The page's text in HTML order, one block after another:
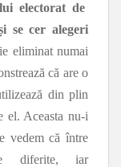
electorat de
se cer alegeri
eliminat numai
că are o
din plin
el. Aceasta nu-i
vedem că între
diferite, iar